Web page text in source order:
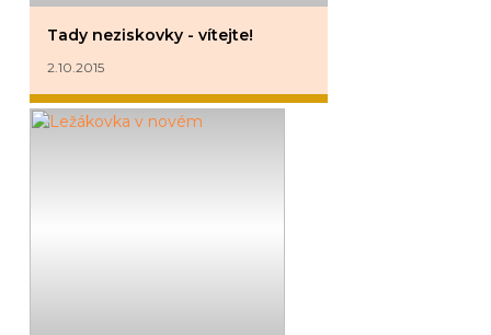
Tady neziskovky - vítejte!
2.10.2015